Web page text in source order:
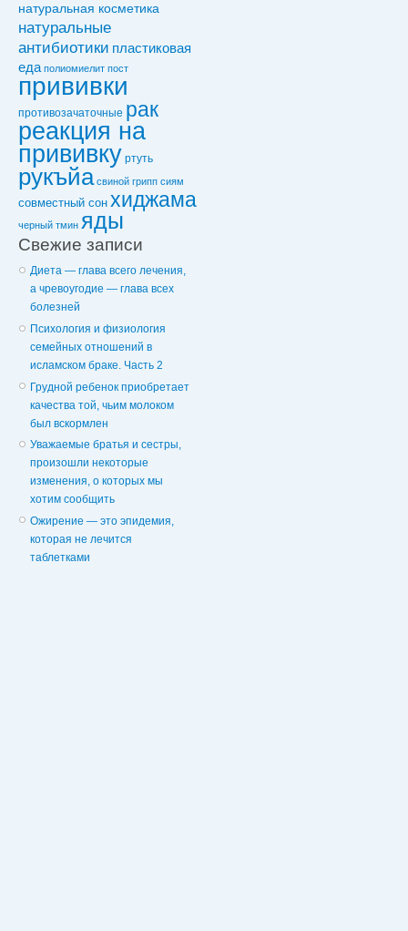
натуральная косметика
натуральные
антибиотики пластиковая
еда полиомиелит пост
прививки
противозачаточные рак
реакция на
прививку ртуть
рукъйа свиной грипп сиям
совместный сон хиджама
черный тмин яды
Свежие записи
Диета — глава всего лечения,
а чревоугодие — глава всех
болезней
Психология и физиология
семейных отношений в
исламском браке. Часть 2
Грудной ребенок приобретает
качества той, чьим молоком
был вскормлен
Уважаемые братья и сестры,
произошли некоторые
изменения, о которых мы
хотим сообщить
Ожирение — это эпидемия,
которая не лечится
таблетками